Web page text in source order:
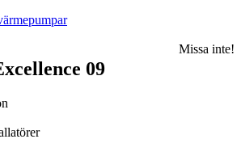
Missa inte!
09